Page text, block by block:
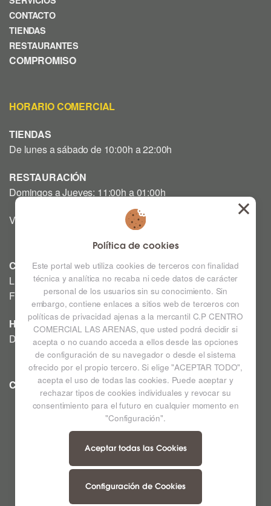
CONTACTO
TIENDAS
RESTAURANTES
COMPROMISO
HORARIO COMERCIAL
TIENDAS
De lunes a sábado de 10:00h a 22:00h
RESTAURACIÓN
Domingos a Jueves: 11:00h a 01:00h
Viernes y Sábado: 12:00h a 03:00h
CINE
Lunes a Domingo: Consultar horarios en la Cartelera
Festivos a consultar *
HIPERMERCADO
De lunes a sábado de 09:00h a 22:00h
CC LAS ARENAS Ampliar mapa
Política de cookies
Este portal web utiliza cookies de terceros con finalidad
técnica y analítica no recaba ni cede datos de carácter
personal de los usuarios sin su conocimiento. Sin
embargo, contiene enlaces a sitios web de terceros con
políticas de privacidad ajenas a la mercantil C.P CENTRO
COMERCIAL LAS ARENAS, que usted podrá decidir si
acepta o no cuando acceda a ellos desde las opciones
de configuración de su navegador o desde el sistema
ofrecido por el propio tercero. Si elige "ACEPTAR TODO",
acepta el uso de todas las cookies. Puede aceptar y
rechazar tipos de cookies individuales y revocar su
consentimiento para el futuro en cualquier momento en
"Configuración".
Aceptar todas las Cookies
Configuración de Cookies